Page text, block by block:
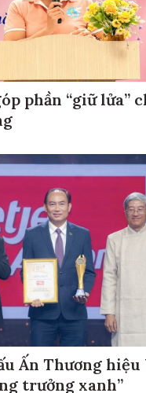
phần “giữ lửa”
Ấn Thương
trưởng xanh”